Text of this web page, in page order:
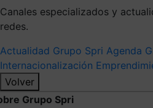
Canales especializados y
redes.
Actualidad Grupo Spri Agenda
Internacionalización
Volver
Grupo Spri